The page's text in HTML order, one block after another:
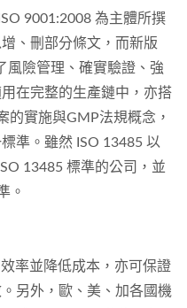
9001:2008 為主體所撰
、刪部分條文，而新版
風險管理、確實驗證、強
在完整的生產鏈中，亦搭
的實施與GMP法規概念，
準。雖然 ISO 13485 以
13485 標準的公司，並
。
率並降低成本，亦可保證
另外，歐、美、加各國機